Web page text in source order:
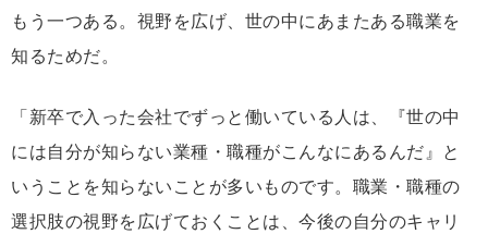
もう一つある。視野を広げ、世の中にあまたある職業を
知るためだ。
「新卒で入った会社でずっと働いている人は、『世の中
には自分が知らない業種・職種がこんなにあるんだ』と
いうことを知らないことが多いものです。職業・職種の
選択肢の視野を広げておくことは、今後の自分のキャリ